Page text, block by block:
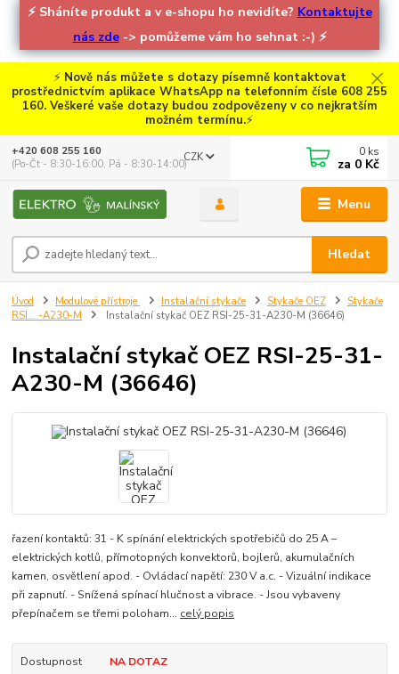
⚡ Sháníte produkt a v e-shopu ho nevidíte? Kontaktujte
nás zde-> pomůžeme vám ho sehnat :-) ⚡
⚡ Nově nás můžete s dotazy písemně kontaktovat
prostřednictvím aplikace WhatsApp na telefonním čísle 608 255
160. Veškeré vaše dotazy budou zodpovězeny v co nejkratším
možném termínu.⚡
Menu
CZK
Hledat
+420 608 255 160
(Po-Čt - 8:30-16:00, Pá - 8:30-14:00)
0 ks
za 0 Kč
Úvod Modulové přístroje Instalační stykače Stykače OEZ
Stykače
RSI....-A230-M
Instalační stykač OEZ RSI-25-31-A230-M (36646)
Instalační stykač OEZ RSI-25-31-
A230-M (36646)
řazení kontaktů: 31 - K spínání elektrických spotřebičů do 25 A –
elektrických kotlů, přímotopných konvektorů, bojlerů, akumulačních
kamen, osvětlení apod. - Ovládací napětí: 230 V a.c. - Vizuální indikace
při zapnutí. - Snížená spínací hlučnost a vibrace. - Jsou vybaveny
přepínačem se třemi poloham... celý popis
Dostupnost
NA DOTAZ